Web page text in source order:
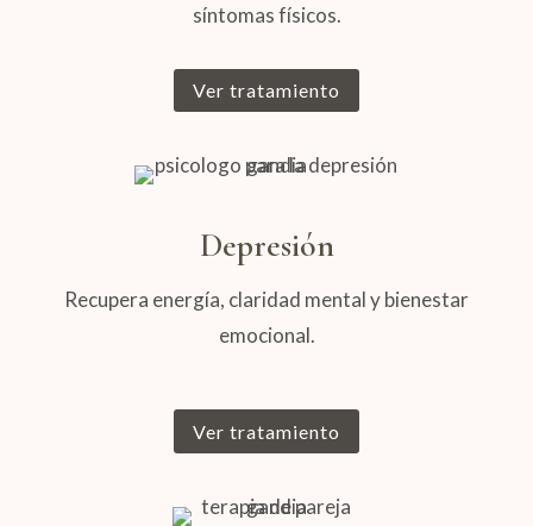
síntomas físicos.
Ver tratamiento
Depresión
Recupera energía, claridad mental y bienestar
emocional.
Ver tratamiento